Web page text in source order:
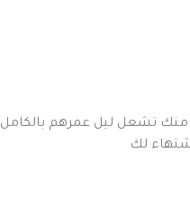
منك تشعل ليل عمرهم بالكامل
لك